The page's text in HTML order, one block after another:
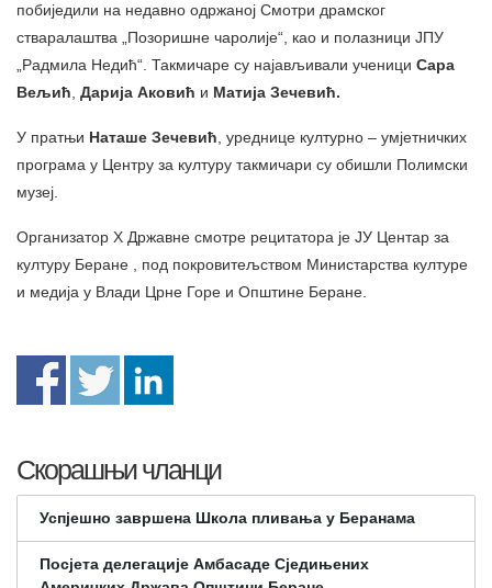
побиједили на недавно одржаној Смотри драмског
стваралаштва „Позоришне чаролије“, као и полазници ЈПУ
„Радмила Недић“. Такмичаре су најављивали ученици Сара
Вељић, Дарија Аковић и Матија Зечевић.
У пратњи Наташе Зечевић, уреднице културно – умјетничких
програма у Центру за културу такмичари су обишли Полимски
музеј.
Организатор X Државне смотре рецитатора је ЈУ Центар за
културу Беране , под покровитељством Министарства културе
и медија у Влади Црне Горе и Општине Беране.
Скорашњи чланци
Успјешно завршена Школа пливања у Беранама
Посјета делегације Амбасаде Сједињених